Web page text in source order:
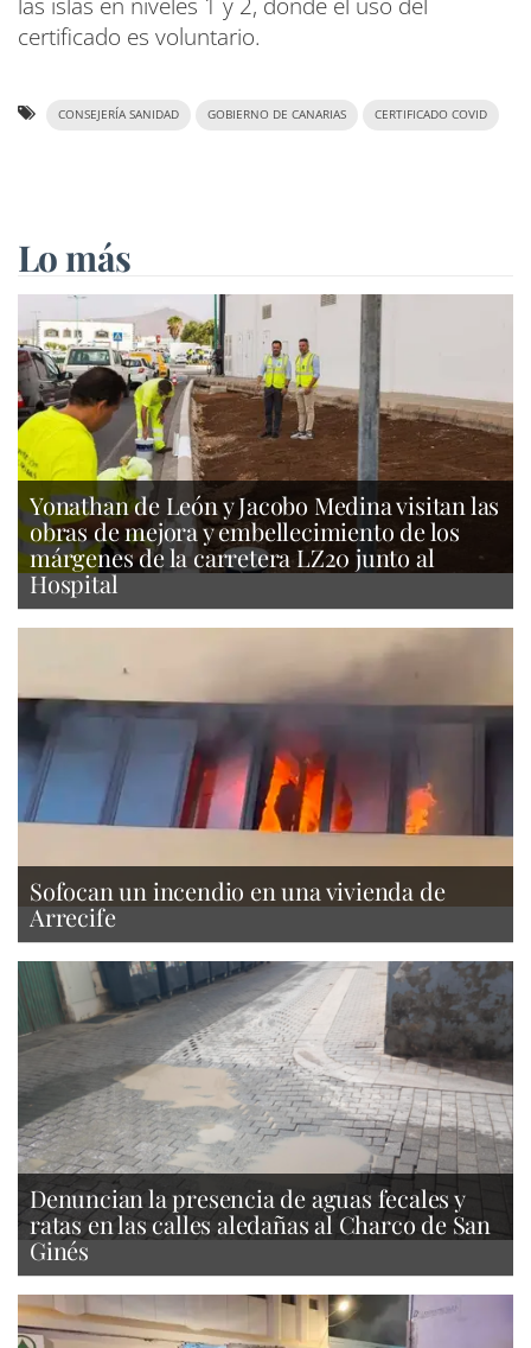
certificado es voluntario.
CONSEJERÍA SANIDAD GOBIERNO DE CANARIAS CERTIFICADO COVID
Lo más
Yonathan de León y Jacobo Medina visitan las
obras de mejora y embellecimiento de los
márgenes de la carretera LZ20 junto al
Hospital
Sofocan un incendio en una vivienda de
Arrecife
Denuncian la presencia de aguas fecales y
ratas en las calles aledañas al Charco de San
Ginés